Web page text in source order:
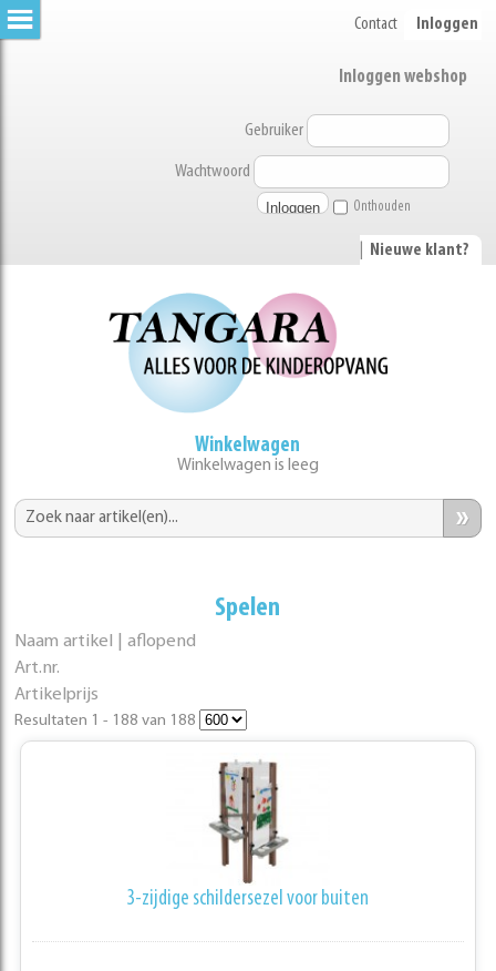
Contact Inloggen
Inloggen webshop
Gebruiker
Wachtwoord
Onthouden
Nieuwe klant?
Winkelwagen
Winkelwagen is leeg
»
Spelen
Naam artikel | aflopend
Art.nr.
Artikelprijs
Resultaten 1 - 188 van 188
3-zijdige schildersezel voor buiten